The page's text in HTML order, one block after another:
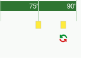
90'
75'